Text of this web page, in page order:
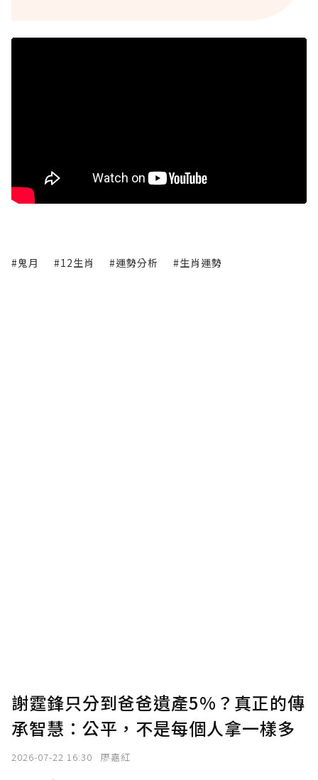
#鬼月 #12生肖 #運勢分析 #生肖運勢
謝霆鋒只分到爸爸遺產5%？真正的傳
承智慧：公平，不是每個人拿一樣多
2026-07-22 16:30 廖嘉紅